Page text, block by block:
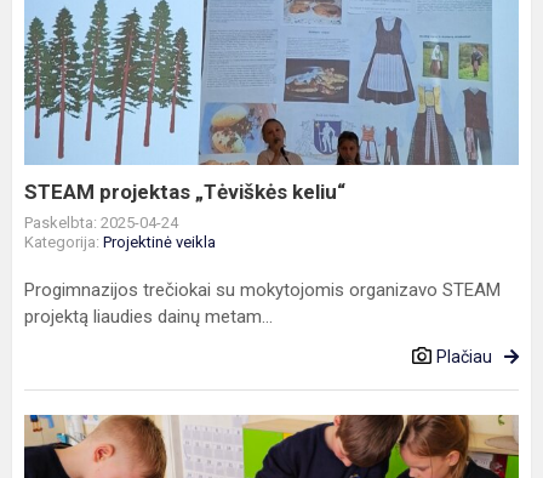
projektas
„Tėviškės
keliu“
STEAM projektas „Tėviškės keliu“
Paskelbta: 2025-04-24
Kategorija: Projektinė veikla
Progimnazijos trečiokai su mokytojomis organizavo STEAM
projektą liaudies dainų metam...
Plačiau
Projektinė
veikla